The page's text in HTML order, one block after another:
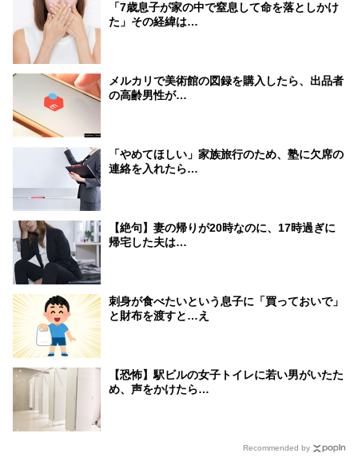
「7歳息子が家の中で窒息して命を落としかけ
た」その経緯は…
メルカリで美術館の図録を購入したら、出品者
の高齢男性が…
「やめてほしい」家族旅行のため、塾に欠席の
連絡を入れたら…
【絶句】妻の帰りが20時なのに、17時過ぎに
帰宅した夫は…
刺身が食べたいという息子に「買っておいで」
と財布を渡すと…え
【恐怖】駅ビルの女子トイレに若い男がいたた
め、声をかけたら…
Recommended by